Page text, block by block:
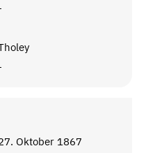
Oktober 1867